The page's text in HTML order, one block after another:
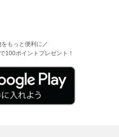
もっと便利に／
100ポイントプレゼント！